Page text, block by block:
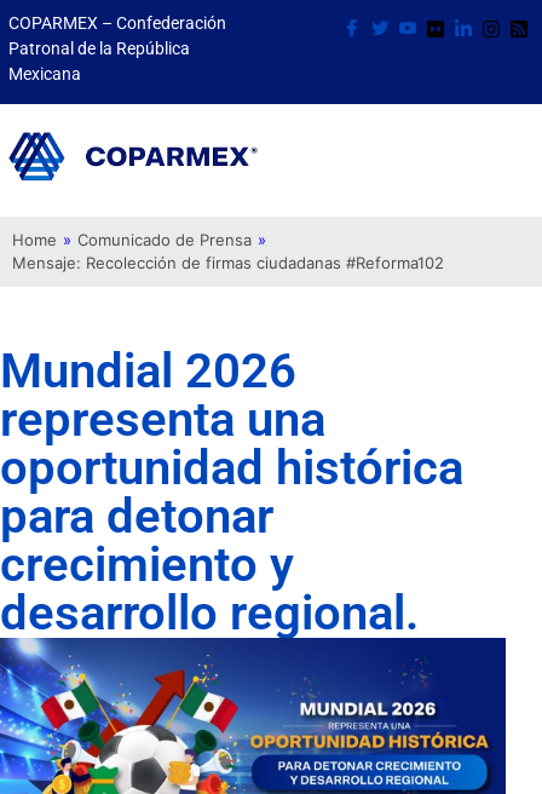
COPARMEX – Confederación
Patronal de la República
Mexicana
Home » Comunicado de Prensa »
Mensaje: Recolección de firmas ciudadanas #Reforma102
Mundial 2026
representa una
oportunidad histórica
para detonar
crecimiento y
desarrollo regional.